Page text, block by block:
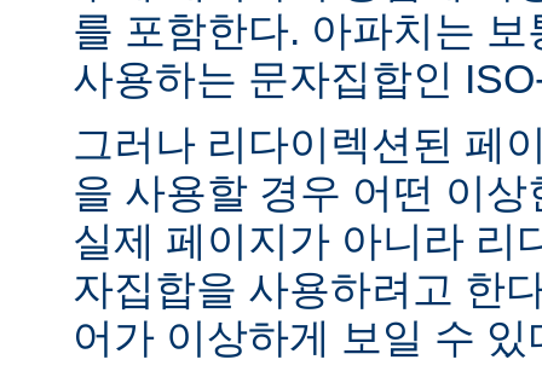
를 포함한다. 아파치는
사용하는 문자집합인
그러나 리다이렉션된 페
을 사용할 경우 어떤 이
실제 페이지가 아니라 리
자집합을 사용하려고 한
어가 이상하게 보일 수 있